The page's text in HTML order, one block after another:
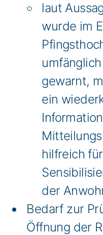
laut
wurde im
gewarnt,
ein
hilfreich
der
Bedarf zur
Öffnung der